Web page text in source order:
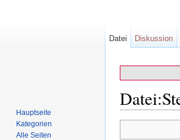
Datei Diskussion
Hauptseite
Kategorien
Alle Seiten